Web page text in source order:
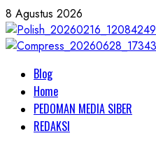
Skip
to
content
8 Agustus 2026
Primary
Menu
Blog
Home
PEDOMAN MEDIA SIBER
REDAKSI